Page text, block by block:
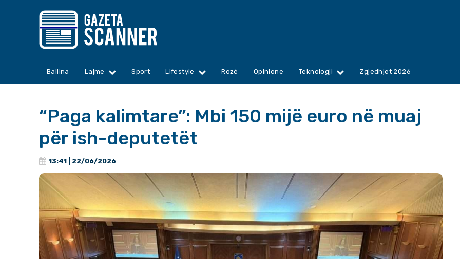
Ballina Lajme Sport Lifestyle Rozë Opinione Teknologji Zgjedhjet 2026
“Paga kalimtare”: Mbi 150 mijë euro në muaj
për ish-deputetët
13:41 | 22/06/2026